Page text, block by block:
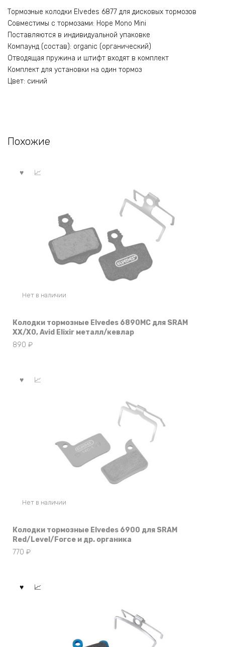
Тормозные колодки Elvedes 6877 для дисковых тормозов
Совместимы с тормозами: Hope Mono Mini
Поставляются в индивидуальной упаковке
Компаунд (состав): organic (органический)
Отводящая пружина и штифт входят в комплект
Комплект для установки на один тормоз
Цвет: синий
Похожие
Нет в наличии
Колодки тормозные Elvedes 6890MC для SRAM
XX/X0, Avid Elixir металл/кевлар
890 ₽
Нет в наличии
Колодки тормозные Elvedes 6900 для SRAM
Red/Level/Force и др. органика
770 ₽